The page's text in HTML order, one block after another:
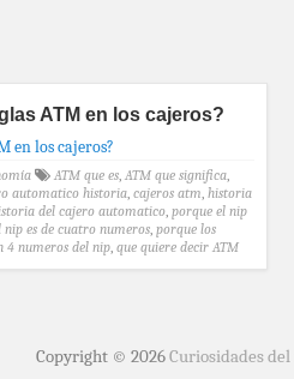
ATM en los cajeros?
ATM que es, ATM que significa,
automatico historia, cajeros atm, historia
del cajero automatico, porque el nip
nip es de cuatro numeros, porque los
4 numeros del nip, que quiere decir ATM
Copyright © 2026Curiosidades